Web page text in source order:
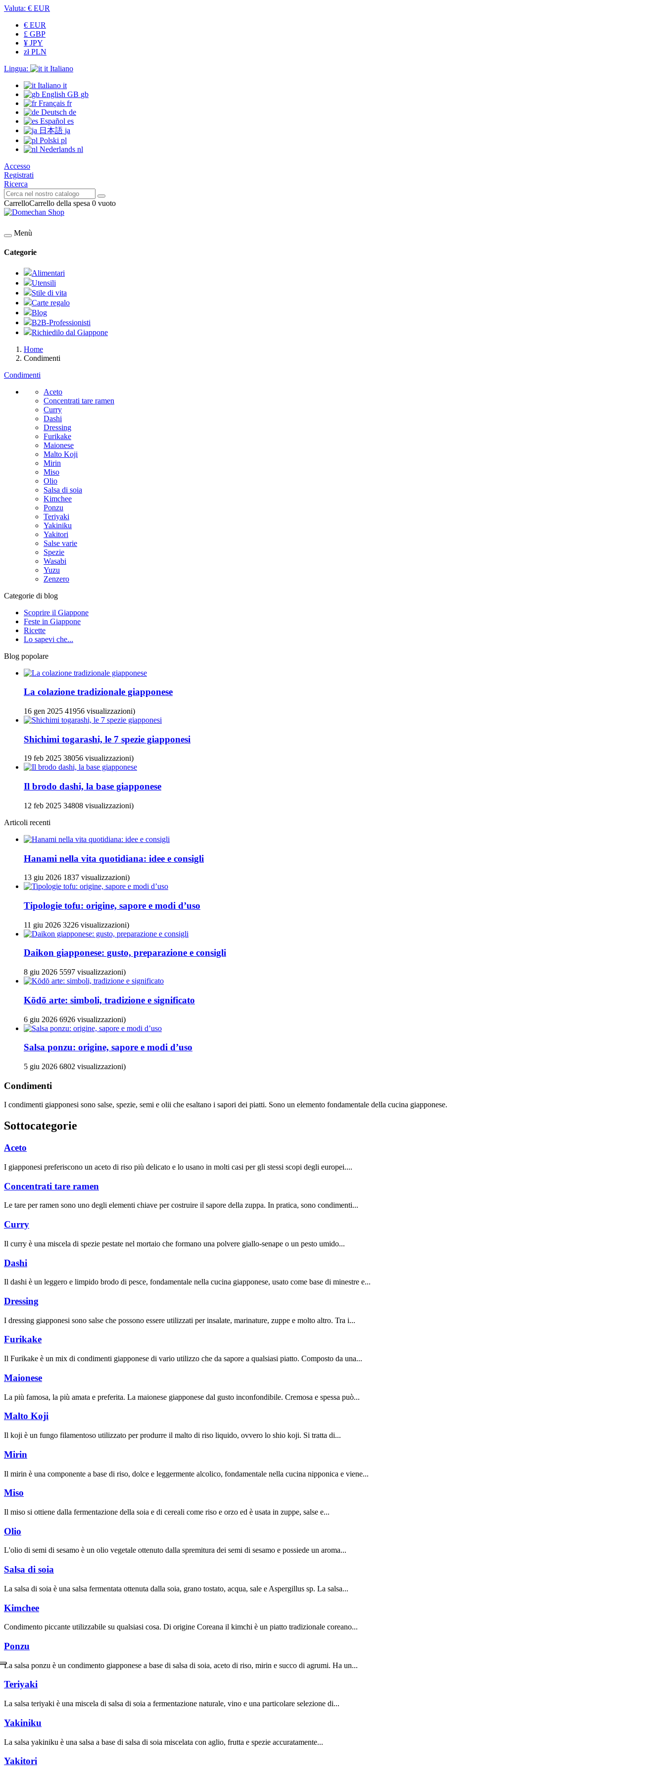
Valuta: € EUR
€ EUR
£ GBP
¥ JPY
zł PLN
Lingua:
it Italiano
Italiano it
English GB gb
Français fr
Deutsch de
Español es
日本語 ja
Polski pl
Nederlands nl
Accesso
Registrati
Ricerca
CarrelloCarrello della spesa 0 vuoto
Menù
Categorie
Alimentari
Utensili
Stile di vita
Carte regalo
Blog
B2B-Professionisti
Richiedilo dal Giappone
Home
Condimenti
Condimenti
Aceto
Concentrati tare ramen
Curry
Dashi
Dressing
Furikake
Maionese
Malto Koji
Mirin
Miso
Olio
Salsa di soia
Kimchee
Ponzu
Teriyaki
Yakiniku
Yakitori
Salse varie
Spezie
Wasabi
Yuzu
Zenzero
Categorie di blog
Scoprire il Giappone
Feste in Giappone
Ricette
Lo sapevi che...
Blog popolare
La colazione tradizionale giapponese
16 gen 2025 41956 visualizzazioni)
Shichimi togarashi, le 7 spezie giapponesi
19 feb 2025 38056 visualizzazioni)
Il brodo dashi, la base giapponese
12 feb 2025 34808 visualizzazioni)
Articoli recenti
Hanami nella vita quotidiana: idee e consigli
13 giu 2026 1837 visualizzazioni)
Tipologie tofu: origine, sapore e modi d’uso
11 giu 2026 3226 visualizzazioni)
Daikon giapponese: gusto, preparazione e consigli
8 giu 2026 5597 visualizzazioni)
Kōdō arte: simboli, tradizione e significato
6 giu 2026 6926 visualizzazioni)
Salsa ponzu: origine, sapore e modi d’uso
5 giu 2026 6802 visualizzazioni)
Condimenti
I condimenti giapponesi sono salse, spezie, semi e olii che esaltano i sapori dei piatti. Sono un elemento fondamentale della cucina giapponese.
Sottocategorie
Aceto
I giapponesi preferiscono un aceto di riso più delicato e lo usano in molti casi per gli stessi scopi degli europei....
Concentrati tare ramen
Le tare per ramen sono uno degli elementi chiave per costruire il sapore della zuppa. In pratica, sono condimenti...
Curry
Il curry è una miscela di spezie pestate nel mortaio che formano una polvere giallo-senape o un pesto umido...
Dashi
Il dashi è un leggero e limpido brodo di pesce, fondamentale nella cucina giapponese, usato come base di minestre e...
Dressing
I dressing giapponesi sono salse che possono essere utilizzati per insalate, marinature, zuppe e molto altro. Tra i...
Furikake
Il Furikake è un mix di condimenti giapponese di vario utilizzo che da sapore a qualsiasi piatto. Composto da una...
Maionese
La più famosa, la più amata e preferita. La maionese giapponese dal gusto inconfondibile. Cremosa e spessa può...
Malto Koji
Il koji è un fungo filamentoso utilizzato per produrre il malto di riso liquido, ovvero lo shio koji. Si tratta di...
Mirin
Il mirin è una componente a base di riso, dolce e leggermente alcolico, fondamentale nella cucina nipponica e viene...
Miso
Il miso si ottiene dalla fermentazione della soia e di cereali come riso e orzo ed è usata in zuppe, salse e...
Olio
L'olio di semi di sesamo è un olio vegetale ottenuto dalla spremitura dei semi di sesamo e possiede un aroma...
Salsa di soia
La salsa di soia è una salsa fermentata ottenuta dalla soia, grano tostato, acqua, sale e Aspergillus sp. La salsa...
Kimchee
Condimento piccante utilizzabile su qualsiasi cosa. Di origine Coreana il kimchi è un piatto tradizionale coreano...
Ponzu
La salsa ponzu è un condimento giapponese a base di salsa di soia, aceto di riso, mirin e succo di agrumi. Ha un...
Teriyaki
La salsa teriyaki è una miscela di salsa di soia a fermentazione naturale, vino e una particolare selezione di...
Yakiniku
La salsa yakiniku è una salsa a base di salsa di soia miscelata con aglio, frutta e spezie accuratamente...
Yakitori